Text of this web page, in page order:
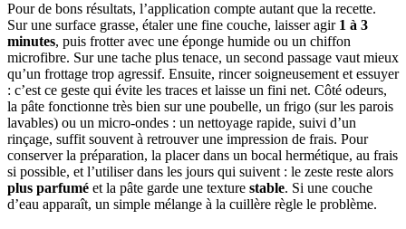
Pour de bons résultats, l’application compte autant que la recette.
Sur une surface grasse, étaler une fine couche, laisser agir 1 à 3
minutes, puis frotter avec une éponge humide ou un chiffon
microfibre. Sur une tache plus tenace, un second passage vaut mieux
qu’un frottage trop agressif. Ensuite, rincer soigneusement et essuyer
: c’est ce geste qui évite les traces et laisse un fini net. Côté odeurs,
la pâte fonctionne très bien sur une poubelle, un frigo (sur les parois
lavables) ou un micro-ondes : un nettoyage rapide, suivi d’un
rinçage, suffit souvent à retrouver une impression de frais. Pour
conserver la préparation, la placer dans un bocal hermétique, au frais
si possible, et l’utiliser dans les jours qui suivent : le zeste reste alors
plus parfumé et la pâte garde une texture stable. Si une couche
d’eau apparaît, un simple mélange à la cuillère règle le problème.